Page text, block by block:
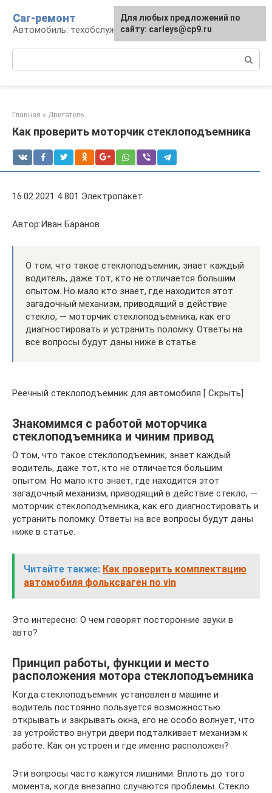
контенту
Car-ремонт
Автомобиль: техобслуживание и ремонт
Главная » Двигатель
Как проверить моторчик стеклоподъемника
16.02.2021 4 801 Электропакет
Автор:Иван Баранов
О том, что такое стеклоподъемник, знает каждый
водитель, даже тот, кто не отличается большим
опытом. Но мало кто знает, где находится этот
загадочный механизм, приводящий в действие
стекло, — моторчик стеклоподъемника, как его
диагностировать и устранить поломку. Ответы на
все вопросы будут даны ниже в статье.
Реечный стеклоподъемник для автомобиля [ Скрыть]
Знакомимся с работой моторчика
стеклоподъемника и чиним привод
О том, что такое стеклоподъемник, знает каждый
водитель, даже тот, кто не отличается большим
опытом. Но мало кто знает, где находится этот
загадочный механизм, приводящий в действие стекло, —
моторчик стеклоподъемника, как его диагностировать и
устранить поломку. Ответы на все вопросы будут даны
ниже в статье.
Читайте также: Как проверить комплектацию
автомобиля фольксваген по vin
Это интересно: О чем говорят посторонние звуки в
авто?
Принцип работы, функции и место
расположения мотора стеклоподъемника
Когда стеклоподъемник установлен в машине и
водитель постоянно пользуется возможностью
открывать и закрывать окна, его не особо волнует, что
за устройство внутри двери подталкивает механизм к
работе. Как он устроен и где именно расположен?
Эти вопросы часто кажутся лишними. Вплоть до того
момента, когда внезапно случаются проблемы. Стекло
Для любых предложений по
сайту: carleys@cp9.ru